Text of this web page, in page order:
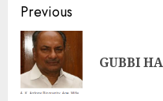
Previous
GUBBI